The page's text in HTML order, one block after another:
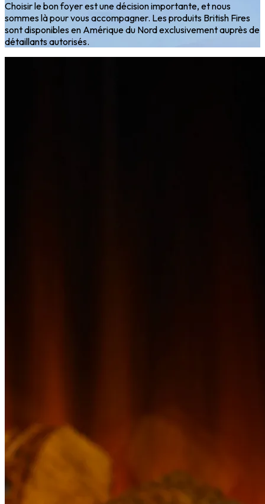
Choisir le bon foyer est une décision importante, et nous
sommes là pour vous accompagner. Les produits British Fires
sont disponibles en Amérique du Nord exclusivement auprès de
détaillants autorisés.